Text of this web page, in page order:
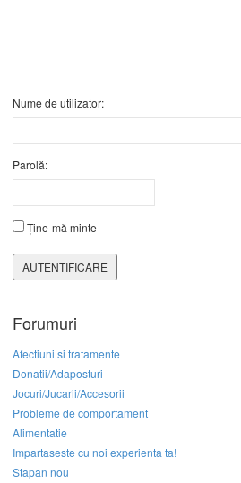
Nume de utilizator:
Parolă:
Ține-mă minte
AUTENTIFICARE
Forumuri
Afectiuni si tratamente
Donatii/Adaposturi
Jocuri/Jucarii/Accesorii
Probleme de comportament
Alimentatie
Impartaseste cu noi experienta ta!
Stapan nou